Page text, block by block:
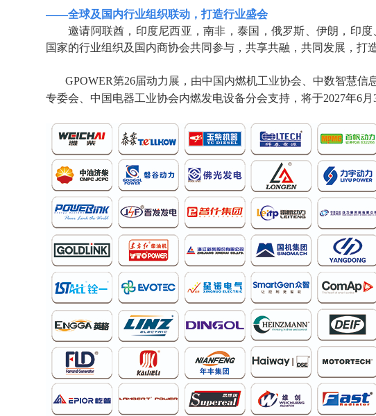
——全球及国内行业组织联动，打造行业盛会
邀请阿联酋，印度尼西亚，南非，泰国，俄罗斯、伊朗，印
国家的行业组织及国内商协会共同参与，共享共融，共同发展，打
GPOWER第26届动力展，由中国内燃机工业协会、中数智慧信
专委会、中国电器工业协会内燃发电设备分会支持， 将于2027年6月